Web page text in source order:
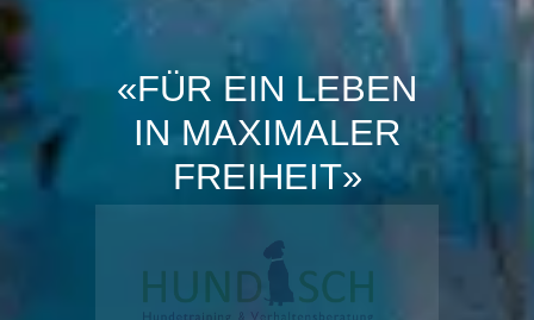
«FÜR EIN LEBEN
IN MAXIMALER
FREIHEIT»